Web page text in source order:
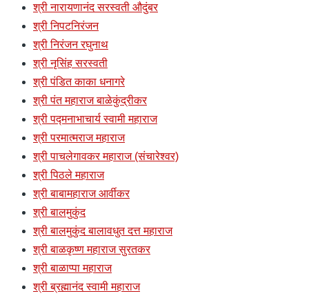
श्री नारायणानंद सरस्वती औदुंबर
श्री निपटनिरंजन
श्री निरंजन रघुनाथ
श्री नृसिंह सरस्वती
श्री पंडित काका धनागरे
श्री पंत महाराज बाळेकुंद्रीकर
श्री पद्मनाभाचार्य स्वामी महाराज
श्री परमात्मराज महाराज
श्री पाचलेगावकर महाराज (संचारेश्वर)
श्री पिठले महाराज
श्री बाबामहाराज आर्वीकर
श्री बालमुकुंद
श्री बालमुकुंद बालावधुत दत्त महाराज
श्री बाळकृष्ण महाराज सुरतकर
श्री बाळाप्पा महाराज
श्री ब्रह्मानंद स्वामी महाराज